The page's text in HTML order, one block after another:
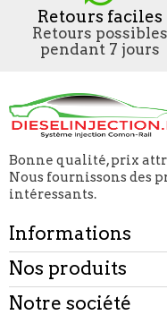
Retours faciles
Retours possibles
pendant 7 jours
Bonne qualité, prix
Nous fournissons des
intéressants.
Informations
Nos produits
Notre société